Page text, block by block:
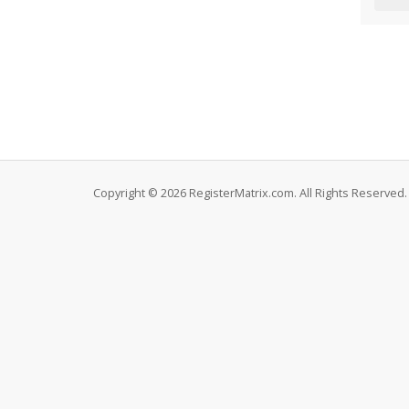
Copyright © 2026 RegisterMatrix.com. All Rights